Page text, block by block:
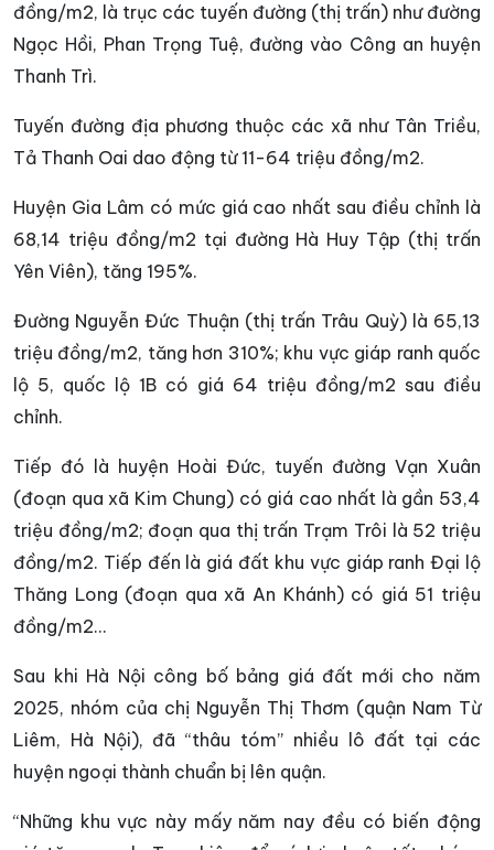
đồng/m2, là trục các tuyến đường (thị trấn) như đường
Ngọc Hồi, Phan Trọng Tuệ, đường vào Công an huyện
Thanh Trì.
Tuyến đường địa phương thuộc các xã như Tân Triều,
Tả Thanh Oai dao động từ 11-64 triệu đồng/m2.
Huyện Gia Lâm có mức giá cao nhất sau điều chỉnh là
68,14 triệu đồng/m2 tại đường Hà Huy Tập (thị trấn
Yên Viên), tăng 195%.
Đường Nguyễn Đức Thuận (thị trấn Trâu Quỳ) là 65,13
triệu đồng/m2, tăng hơn 310%; khu vực giáp ranh quốc
lộ 5, quốc lộ 1B có giá 64 triệu đồng/m2 sau điều
chỉnh.
Tiếp đó là huyện Hoài Đức, tuyến đường Vạn Xuân
(đoạn qua xã Kim Chung) có giá cao nhất là gần 53,4
triệu đồng/m2; đoạn qua thị trấn Trạm Trôi là 52 triệu
đồng/m2. Tiếp đến là giá đất khu vực giáp ranh Đại lộ
Thăng Long (đoạn qua xã An Khánh) có giá 51 triệu
đồng/m2…
Sau khi Hà Nội công bố bảng giá đất mới cho năm
2025, nhóm của chị Nguyễn Thị Thơm (quận Nam Từ
Liêm, Hà Nội), đã “thâu tóm” nhiều lô đất tại các
huyện ngoại thành chuẩn bị lên quận.
“Những khu vực này mấy năm nay đều có biến động